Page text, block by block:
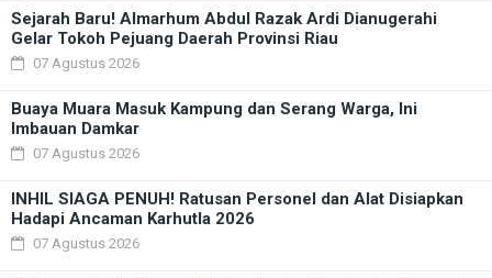
Sejarah Baru! Almarhum Abdul Razak Ardi Dianugerahi
Gelar Tokoh Pejuang Daerah Provinsi Riau
07 Agustus 2026
Buaya Muara Masuk Kampung dan Serang Warga, Ini
Imbauan Damkar
07 Agustus 2026
INHIL SIAGA PENUH! Ratusan Personel dan Alat Disiapkan
Hadapi Ancaman Karhutla 2026
07 Agustus 2026